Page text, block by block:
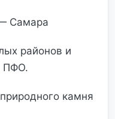
Самара
районов и
ПФО.
камня